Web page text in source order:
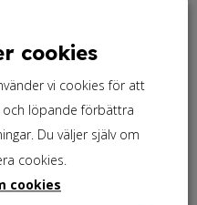
linolja?
cookies
vi cookies för att
löpande förbättra
Du väljer själv om
cookies.
cookies